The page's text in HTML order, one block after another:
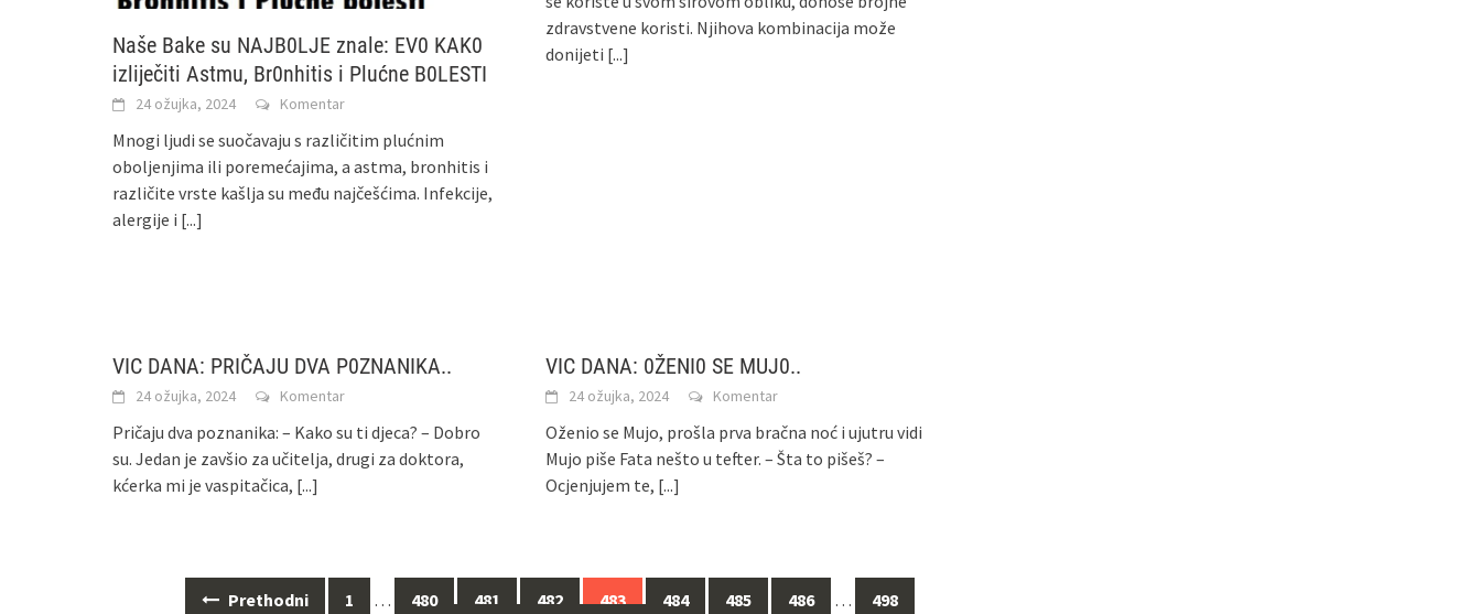
Naše Bake su NAJB0LJE znale: EV0 KAK0
izliječiti Astmu, Br0nhitis i Plućne B0LESTI
24 ožujka, 2024 Komentar
Mnogi ljudi se suočavaju s različitim plućnim
oboljenjima ili poremećajima, a astma, bronhitis i
različite vrste kašlja su među najčešćima. Infekcije,
alergije i [...]
zdravstvene koristi. Njihova kombinacija može
donijeti [...]
VIC DANA: PRIČAJU DVA P0ZNANIKA..
24 ožujka, 2024 Komentar
Pričaju dva poznanika: – Kako su ti djeca? – Dobro
su. Jedan je zavšio za učitelja, drugi za doktora,
kćerka mi je vaspitačica, [...]
VIC DANA: 0ŽENI0 SE MUJ0..
24 ožujka, 2024 Komentar
Oženio se Mujo, prošla prva bračna noć i ujutru vidi
Mujo piše Fata nešto u tefter. – Šta to pišeš? –
Ocjenjujem te, [...]
Prethodni 1 … 480 481 482 483 484 485 486 … 498